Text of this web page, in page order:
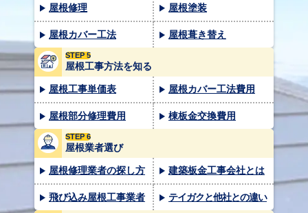
屋根修理 屋根塗装
屋根カバー工法 屋根葺き替え
STEP 5
屋根工事方法を知る
屋根工事単価表 屋根カバー工法費用
屋根部分修理費用 棟板金交換費用
STEP 6
屋根業者選び
屋根修理業者の探し方 建築板金工事会社とは
飛び込み屋根工事業者 テイガクと他社との違い